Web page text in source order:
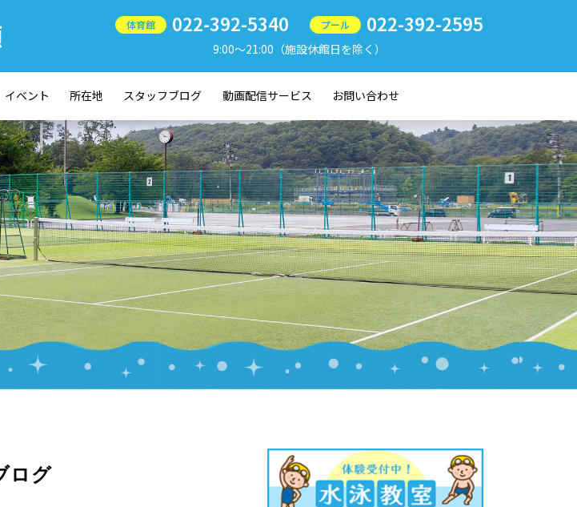
体育館 022-392-5340 プール 022-392-2595
9:00〜21:00（施設休館日を除く）
イベント 所在地 スタッフブログ 動画配信サービス お問い合わせ
ログ